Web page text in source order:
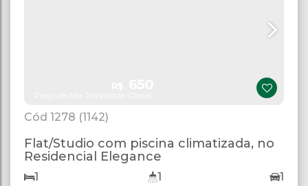
1278 (1142)
Flat/Studio com piscina climatizada, no
Residencial Elegance
1 1 1